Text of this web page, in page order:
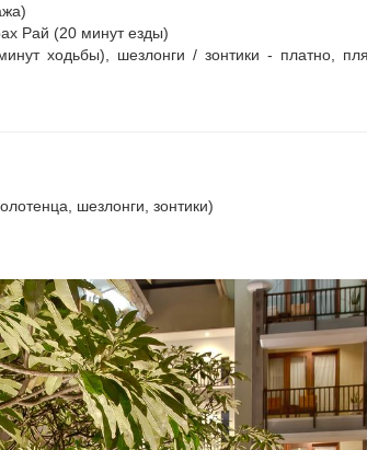
Рай (20 минут езды)
ходьбы), шезлонги / зонтики - платно,
шезлонги, зонтики)